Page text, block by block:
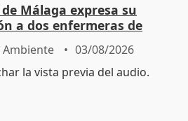
Málaga expresa su
a dos enfermeras de
Ambiente 03/08/2026